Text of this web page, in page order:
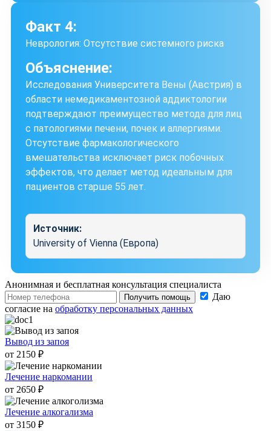
Факт 4:
Неврология: Отсутствие системного риска
Объяснение:
Исследования Университета Вены (Австрия) в
области немедикаментозной аддиктологии
подтверждают преимущество метода для лиц
с патологиями печени, почек и аллергиями.
Отсутствие фармакологического
вмешательства исключает риск побочных
эффектов, что делает метод идеальным для
пациентов старше 55 лет.
Источник:
University of Vienna (Европа)
Анонимная и бесплатная консультация специалиста
Получить помощь
Даю
согласие на обработку персональных данных
Вывод из запоя
от 2150 ₽
Лечение наркомании
от 2650 ₽
Лечение алкогализма
от 3150 ₽